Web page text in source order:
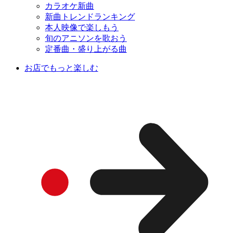
カラオケ新曲
新曲トレンドランキング
本人映像で楽しもう
旬のアニソンを歌おう
定番曲・盛り上がる曲
お店でもっと楽しむ